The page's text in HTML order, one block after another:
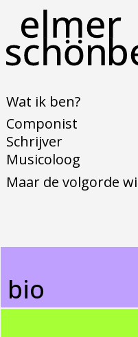
Wat ik ben?
Schrijver
Componist
Musicoloog
Maar de volgorde
bio